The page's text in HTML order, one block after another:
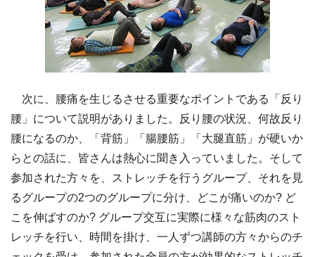
次に、腰痛を生じるさせる重要なポイントである「反り
腰」について説明がありました。反り腰の状況、何故反り
腰になるのか、「背筋」「腸腰筋」「大腿直筋」が硬いか
らとの話に、皆さんは熱心に聞き入っていました。そして
参加された方々を、ストレッチを行うグループ、それを見
るグループの2つのグループに分け、どこが痛いのか? ど
こを伸ばすのか? グループ交互に実際に様々な筋肉のスト
レッチを行い、時間を掛け、一人ずつ講師の方々からのチ